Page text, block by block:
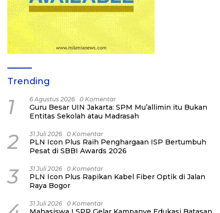
Trending
1 6 Agustus 2026 0 Komentar
Guru Besar UIN Jakarta: SPM Mu’allimin itu Bukan
Entitas Sekolah atau Madrasah
2 31 Juli 2026 0 Komentar
PLN Icon Plus Raih Penghargaan ISP Bertumbuh
Pesat di SBBI Awards 2026
3 31 Juli 2026 0 Komentar
PLN Icon Plus Rapikan Kabel Fiber Optik di Jalan
Raya Bogor
31 Juli 2026 0 Komentar